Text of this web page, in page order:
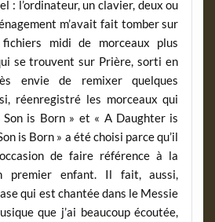
: l’ordinateur, un clavier, deux ou
m’avait fait tomber sur
midi de morceaux plus
se trouvent sur Prière, sorti en
envie de remixer quelques
réenregistré les morceaux qui
is Born » et « A Daughter is
is Born » a été choisi parce qu’il
de faire référence à la
premier enfant. Il fait, aussi,
qui est chantée dans le Messie
que j’ai beaucoup écoutée,